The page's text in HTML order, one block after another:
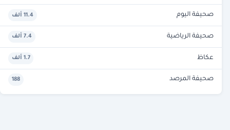
صحيفة اليوم 11.4 ألف
صحيفة الرياضية 7.4 ألف
عكاظ 1.7 ألف
صحيفة المرصد 188